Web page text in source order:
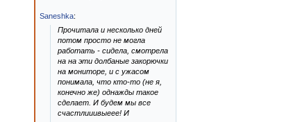
Saneshka:
Прочитала и несколько дней
потом просто не могла
работать - сидела, смотрела
на на эти долбаные закорючки
на мониторе, и с ужасом
понимала, что кто-то (не я,
конечно же) однажды такое
сделает. И будем мы все
счастлииивыеее! И